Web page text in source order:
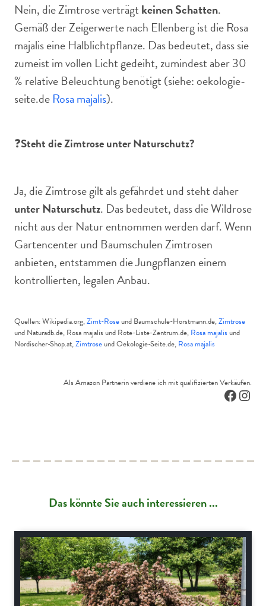
Nein, die Zimtrose verträgt keinen Schatten.
Gemäß der Zeigerwerte nach Ellenberg ist die Rosa
majalis eine Halblichtpflanze. Das bedeutet, dass sie
zumeist im vollen Licht gedeiht, zumindest aber 30
% relative Beleuchtung benötigt (siehe: oekologie-
seite.de Rosa majalis).
❓Steht die Zimtrose unter Naturschutz?
Ja, die Zimtrose gilt als gefährdet und steht daher
unter Naturschutz. Das bedeutet, dass die Wildrose
nicht aus der Natur entnommen werden darf. Wenn
Gartencenter und Baumschulen Zimtrosen
anbieten, entstammen die Jungpflanzen einem
kontrollierten, legalen Anbau.
Quellen: Wikipedia.org,Zimt-Roseund Baumschule-Horstmann.de,Zimtrose
und Naturadb.de, Rosa majalis und Rote-Liste-Zentrum.de, Rosa majalis und
Nordischer-Shop.at,Zimtroseund Oekologie-Seite.de, Rosa majalis
Als Amazon Partnerin verdiene ich mit qualifizierten Verkäufen.
Das könnte Sie auch interessieren ...
Schnitt-Anleitungen